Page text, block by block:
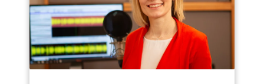
oben- als Zeichen, dass ich mich ihm
entgegenstrecke und erwarte, dass er mich
auffängt.